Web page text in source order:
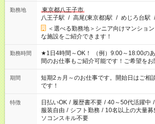
勤務地
東京都八王子市
八王子駅 / 高尾(東京都)駅 / めじろ台駅
＜選べる勤務地＞シニア向けマンシ
な施設をご紹介できます！
勤務時間
★1日4時間～OK！ （例）9:00～18:00の
間のお仕事もご紹介可能です！ご希望を
家庭の都合でお休みが必要な場合も遠慮
※週最低15時間以上の勤務が必要です
期間
短期2ヵ月～のお仕事です。開始日はご
です！
特徴 日払いOK / 履歴書不要 / 40～50代活躍中 /
服装自由 / シフト勤務 / 10名以上の大量募
ソコンスキル不要